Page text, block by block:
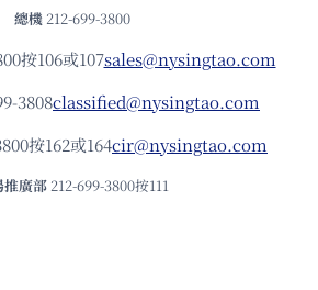
總機 212-699-3800
按106或107sales@nysingtao.com
3808classified@nysingtao.com
按162或164cir@nysingtao.com
推廣部 212-699-3800按111